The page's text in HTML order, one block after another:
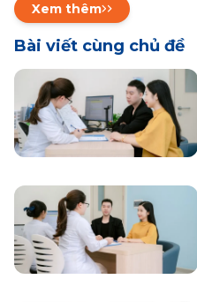
Xem thêm
Bài viết cùng chủ đề